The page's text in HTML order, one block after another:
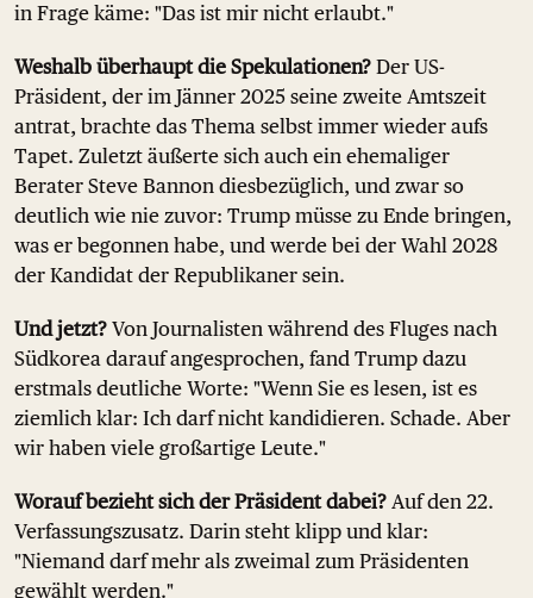
in Frage käme: "Das ist mir nicht erlaubt."
Weshalb überhaupt die Spekulationen? Der US-
Präsident, der im Jänner 2025 seine zweite Amtszeit
antrat, brachte das Thema selbst immer wieder aufs
Tapet. Zuletzt äußerte sich auch ein ehemaliger
Berater Steve Bannon diesbezüglich, und zwar so
deutlich wie nie zuvor: Trump müsse zu Ende bringen,
was er begonnen habe, und werde bei der Wahl 2028
der Kandidat der Republikaner sein.
Und jetzt? Von Journalisten während des Fluges nach
Südkorea darauf angesprochen, fand Trump dazu
erstmals deutliche Worte: "Wenn Sie es lesen, ist es
ziemlich klar: Ich darf nicht kandidieren. Schade. Aber
wir haben viele großartige Leute."
Worauf bezieht sich der Präsident dabei? Auf den 22.
Verfassungszusatz. Darin steht klipp und klar:
"Niemand darf mehr als zweimal zum Präsidenten
gewählt werden."